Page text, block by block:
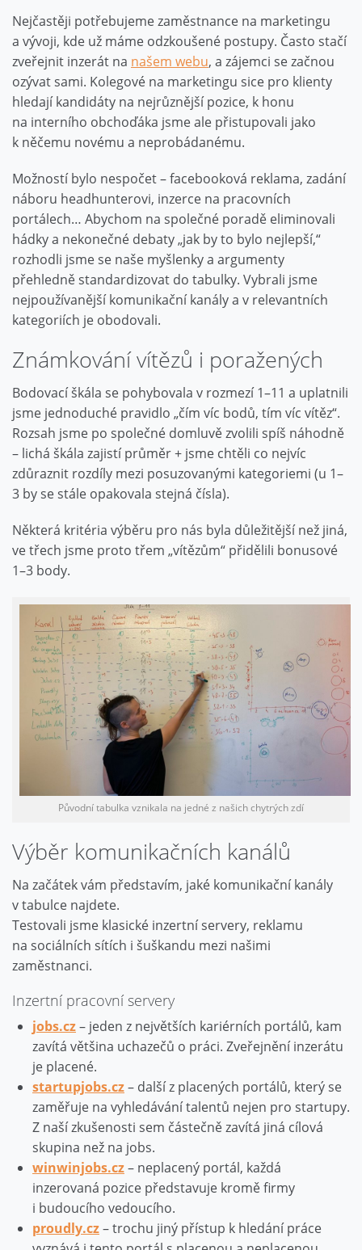
Nejčastěji potřebujeme zaměstnance na marketingu
a vývoji, kde už máme odzkoušené postupy. Často stačí
zveřejnit inzerát na našem webu, a zájemci se začnou
ozývat sami. Kolegové na marketingu sice pro klienty
hledají kandidáty na nejrůznější pozice, k honu
na interního obchoďáka jsme ale přistupovali jako
k něčemu novému a neprobádanému.
Možností bylo nespočet – facebooková reklama, zadání
náboru headhunterovi, inzerce na pracovních
portálech… Abychom na společné poradě eliminovali
hádky a nekonečné debaty „jak by to bylo nejlepší,“
rozhodli jsme se naše myšlenky a argumenty
přehledně standardizovat do tabulky. Vybrali jsme
nejpoužívanější komunikační kanály a v relevantních
kategoriích je obodovali.
Známkování vítězů i poražených
Bodovací škála se pohybovala v rozmezí 1–11 a uplatnili
jsme jednoduché pravidlo „čím víc bodů, tím víc vítěz“.
Rozsah jsme po společné domluvě zvolili spíš náhodně
– lichá škála zajistí průměr + jsme chtěli co nejvíc
zdůraznit rozdíly mezi posuzovanými kategoriemi (u 1–
3 by se stále opakovala stejná čísla).
Některá kritéria výběru pro nás byla důležitější než jiná,
ve třech jsme proto třem „vítězům“ přidělili bonusové
1–3 body.
Původní tabulka vznikala na jedné z našich chytrých zdí
Výběr komunikačních kanálů
Na začátek vám představím, jaké komunikační kanály
v tabulce najdete.
Testovali jsme klasické inzertní servery, reklamu
na sociálních sítích i šuškandu mezi našimi
zaměstnanci.
Inzertní pracovní servery
jobs.cz– jeden z největších kariérních portálů, kam
zavítá většina uchazečů o práci. Zveřejnění inzerátu
je placené.
startupjobs.cz– další z placených portálů, který se
zaměřuje na vyhledávání talentů nejen pro startupy.
Z naší zkušenosti sem částečně zavítá jiná cílová
skupina než na jobs.
winwinjobs.cz– neplacený portál, každá
inzerovaná pozice představuje kromě firmy
i budoucího vedoucího.
proudly.cz– trochu jiný přístup k hledání práce